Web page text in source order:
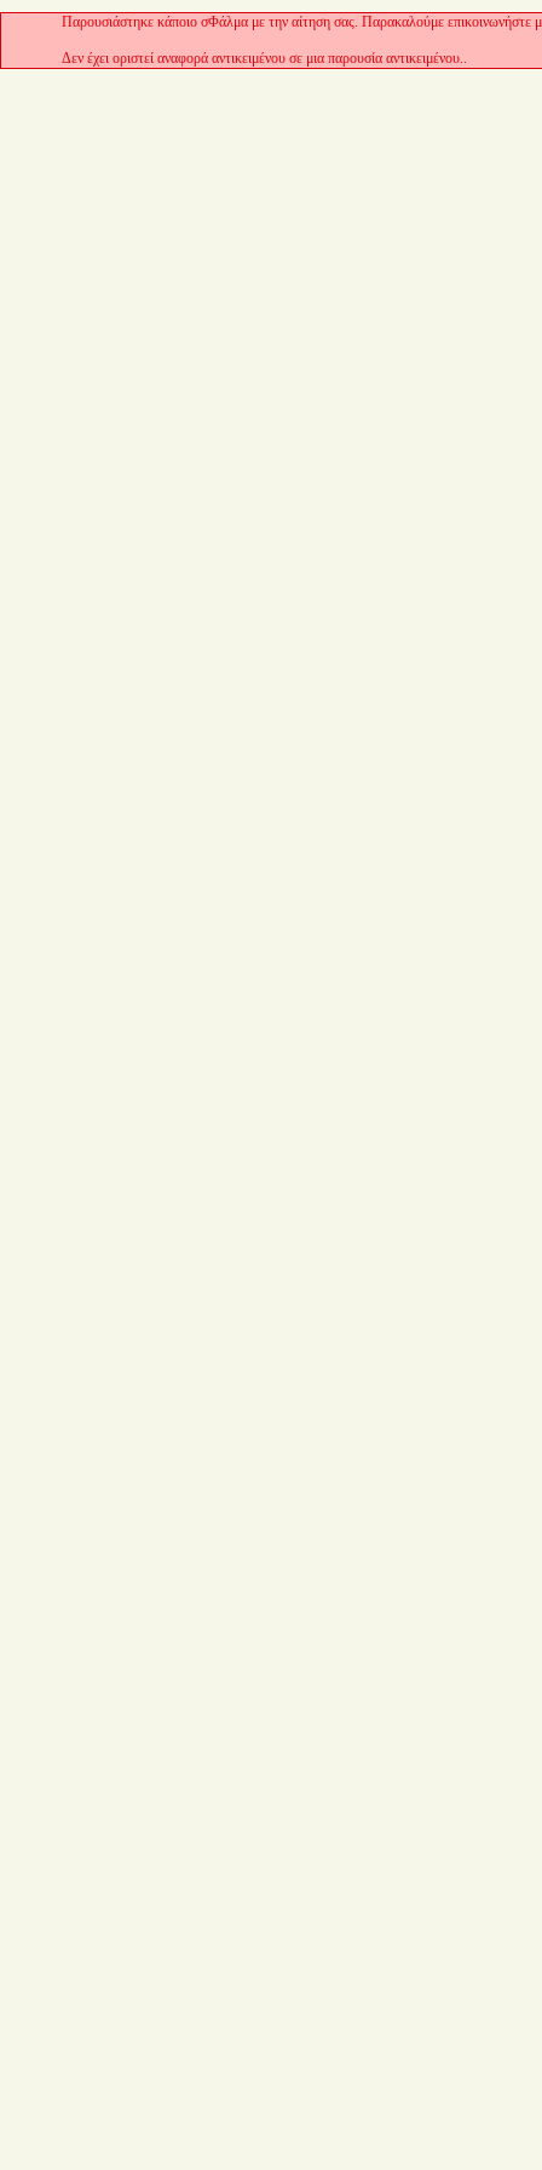
Παρουσιάστηκε κάποιο σΦάλμα με την αίτηση σας. Παρακαλούμε επικοινωνήστε
Δεν έχει οριστεί αναφορά αντικειμένου σε μια παρουσία αντικειμένου..